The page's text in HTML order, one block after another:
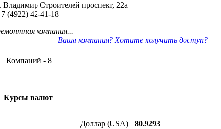
Владимир Строителей проспект, 22а
(4922) 42-41-18
компания...
Ваша компания? Хотите получить доступ?
Компаний - 8
Курсы валют
Доллар (USA)
80.9293